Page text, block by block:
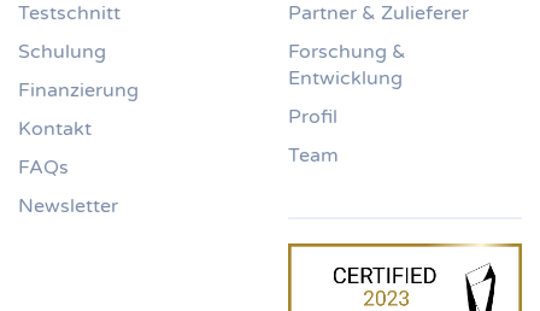
Testschnitt
Schulung
Finanzierung
Kontakt
FAQs
Newsletter
Partner & Zulieferer
Forschung &
Entwicklung
Profil
Team